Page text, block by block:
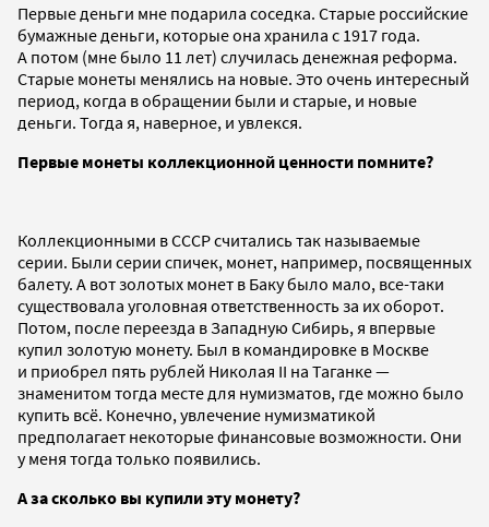
Первые деньги мне подарила соседка. Старые российские
бумажные деньги, которые она хранила с 1917 года.
А потом (мне было 11 лет) случилась денежная реформа.
Старые монеты менялись на новые. Это очень интересный
период, когда в обращении были и старые, и новые
деньги. Тогда я, наверное, и увлекся.
Первые монеты коллекционной ценности помните?
Коллекционными в СССР считались так называемые
серии. Были серии спичек, монет, например, посвященных
балету. А вот золотых монет в Баку было мало, все-таки
существовала уголовная ответственность за их оборот.
Потом, после переезда в Западную Сибирь, я впервые
купил золотую монету. Был в командировке в Москве
и приобрел пять рублей Николая II на Таганке —
знаменитом тогда месте для нумизматов, где можно было
купить всё. Конечно, увлечение нумизматикой
предполагает некоторые финансовые возможности. Они
у меня тогда только появились.
А за сколько вы купили эту монету?